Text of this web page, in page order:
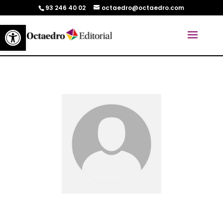
Abrir barra de herramientas
93 246 40 02 octaedro@octaedro.com